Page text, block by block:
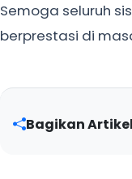
Semoga seluruh
berprestasi di
Bagikan